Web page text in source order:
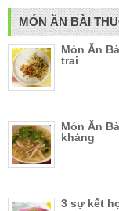
MÓN ĂN BÀI
Món Ăn
trai
Món Ăn
kháng
3 sự kết